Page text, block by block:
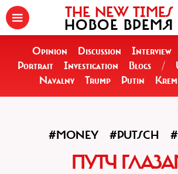
THE NEW TIMES
НОВОЕ ВРЕМЯ
Opinion Discussion Interview
Portrait
Investigation Blogs /
Navalny
Trump Putin
#MONEY #PUTSCH
ПУТЧ